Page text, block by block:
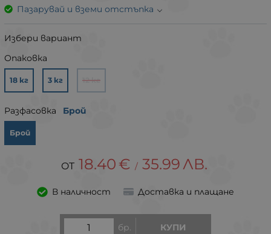
Пазарувай и вземи отстъпка
Избери вариант
Опаковка
18 кг 3 кг 12 кг
Разфасовка Брой
Брой
18.40 € / 35.99 ЛВ.
В наличност Доставка и плащане
бр. КУПИ